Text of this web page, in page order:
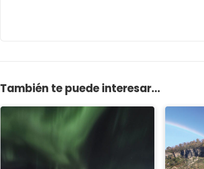
También te puede interesar...